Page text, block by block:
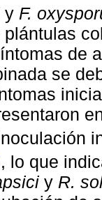
y F.
de
se
lo que
y R.